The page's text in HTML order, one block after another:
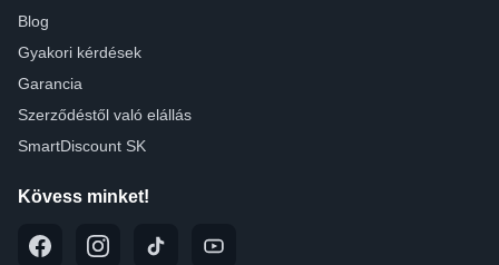
Blog
Gyakori kérdések
Garancia
Szerződéstől való elállás
SmartDiscount SK
Kövess minket!